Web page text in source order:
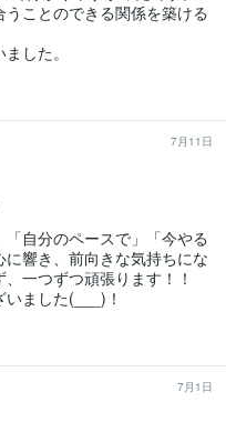
ことのできる関係を築ける
した。
7月11日
自分のペースで」「今やる
響き、前向きな気持ちにな
一つずつ頑張ります！！
ました(___)！
7月1日